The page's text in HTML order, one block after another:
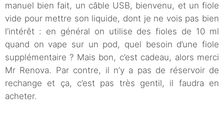
manuel bien fait, un câble USB, bienvenu, et un fiole
vide pour mettre son liquide, dont je ne vois pas bien
l’intérêt : en général on utilise des fioles de 10 ml
quand on vape sur un pod, quel besoin d’une fiole
supplémentaire ? Mais bon, c’est cadeau, alors merci
Mr Renova. Par contre, il n’y a pas de réservoir de
rechange et ça, c’est pas très gentil, il faudra en
acheter.